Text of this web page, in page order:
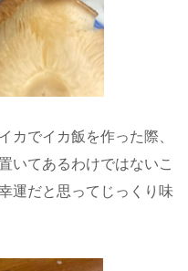
カでイカ飯を作った際、
いてあるわけではないこ
運だと思ってじっくり味